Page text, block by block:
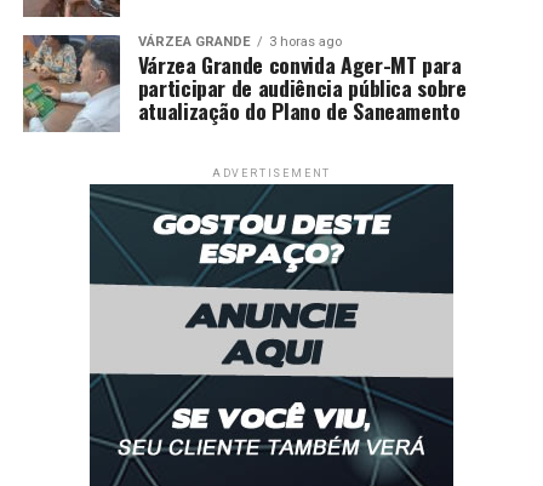
VÁRZEA GRANDE 3 horas ago
Várzea Grande convida Ager-MT para
participar de audiência pública sobre
atualização do Plano de Saneamento
ADVERTISEMENT